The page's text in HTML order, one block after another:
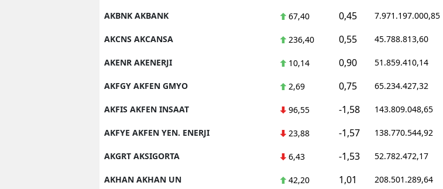
AKBNK AKBANK 67,40 0,45 7.971.197.000,85
AKCNS AKCANSA 236,40 0,55 45.788.813,60
AKENR AKENERJI 10,14 0,90 51.859.410,14
AKFGY AKFEN GMYO 2,69 0,75 65.234.427,32
AKFIS AKFEN INSAAT 96,55 -1,58 143.809.048,65
AKFYE AKFEN YEN. ENERJI 23,88 -1,57 138.770.544,92
AKGRT AKSIGORTA 6,43 -1,53 52.782.472,17
AKHAN AKHAN UN 42,20 1,01 208.501.289,64